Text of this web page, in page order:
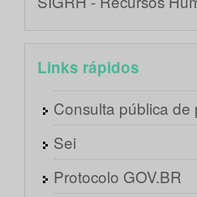
Links rápidos
Consulta pública de
Sei
Protocolo GOV.BR